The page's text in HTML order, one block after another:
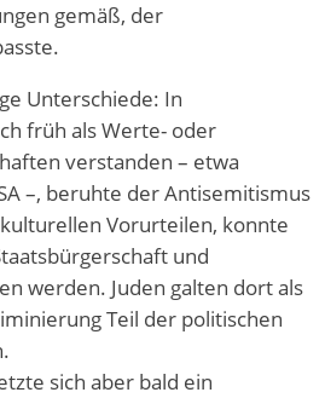
gemäß, der
Unterschiede: In
früh als Werte- oder
verstanden – etwa
–, beruhte der Antisemitismus
Vorurteilen, konnte
und
werden. Juden galten dort als
Teil der politischen
sich aber bald ein